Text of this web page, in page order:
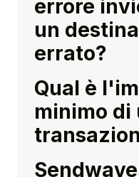
errore
un
errato?
Qual è
minimo di